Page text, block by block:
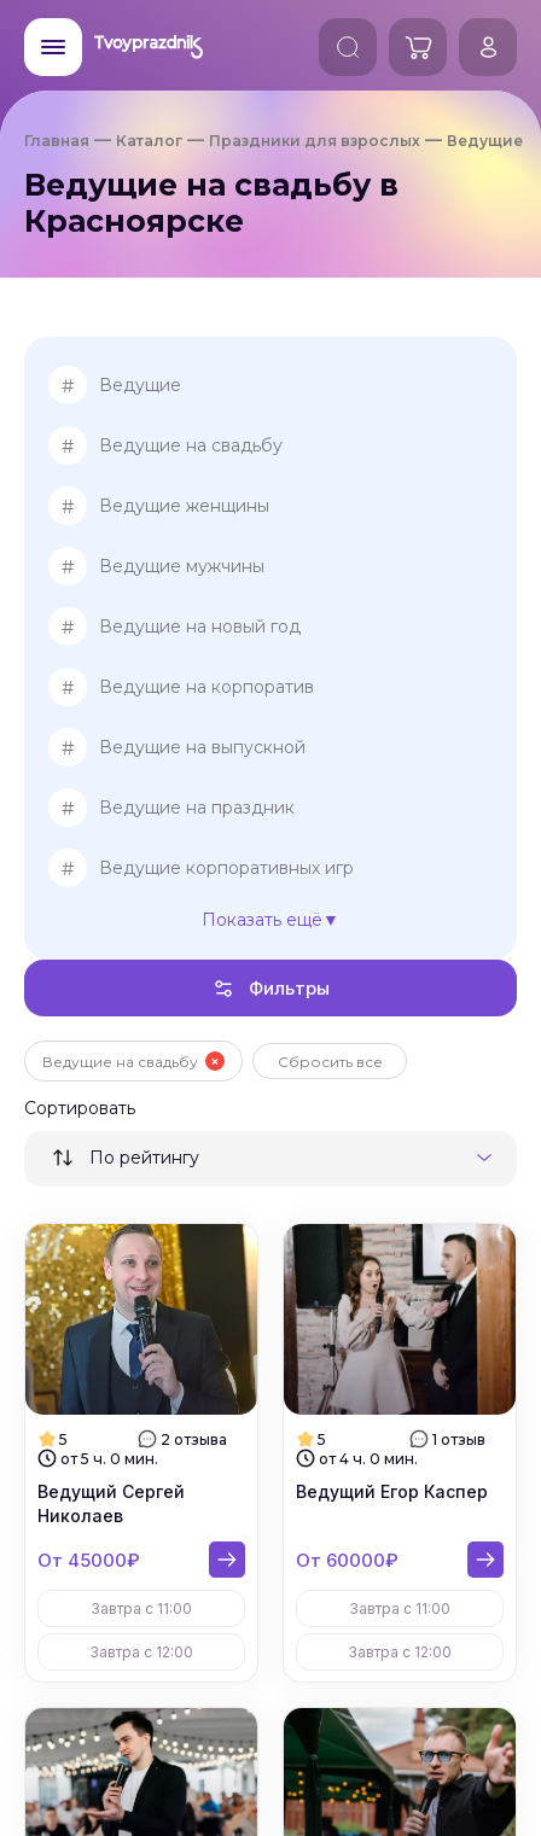
Главная Каталог Праздники для взрослых Ведущие
Ведущие на свадьбу в
Красноярске
# Ведущие
# Ведущие на свадьбу
# Ведущие женщины
# Ведущие мужчины
# Ведущие на новый год
# Ведущие на корпоратив
# Ведущие на выпускной
# Ведущие на праздник
# Ведущие корпоративных игр
Ведущие на банкет
Ведущие на мероприятие
# Свадебные регистраторы
Показать ещё
Фильтры
Ведущие на свадьбу Сбросить все
Сортировать
По рейтингу
5
2 отзыва
от 5 ч. 0 мин.
Ведущий Сергей
Николаев
От 45000₽
Завтра с 11:00
Завтра с 12:00
5
1 отзыв
от 4 ч. 0 мин.
Ведущий Егор Каспер
От 60000₽
Завтра с 11:00
Завтра с 12:00